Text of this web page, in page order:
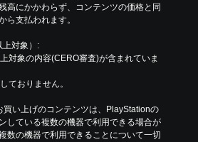
高にかかわらず、コンテンツの価格と同
ら支払われます。
対象）:
対象の内容(CERO審査)が含まれていま
ておりません。
い上げのコンテンツは、PlayStationの
している複数の機器で利用できる場合が
数の機器で利用できることについて一切